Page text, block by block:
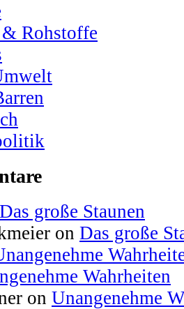
Rohstoffe
Das große Staunen
on Das große
Wahrheiten
on Unangenehme